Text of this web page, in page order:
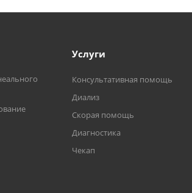
Услуги
Консультативная помощь
Диализ
Скорая помощь
Диагностика
Чекап